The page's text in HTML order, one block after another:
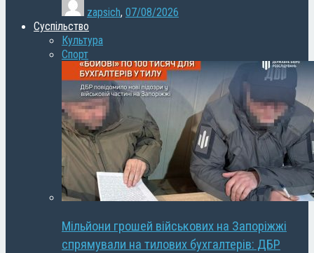
zapsich, 07/08/2026
Суспільство
Культура
Спорт
Мільйони грошей військових на Запоріжжі
спрямували на тилових бухгалтерів: ДБР